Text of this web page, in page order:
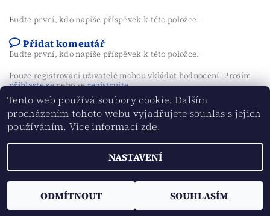
Buďte první, kdo napíše příspěvek k této položce.
Přidat komentář
Buďte první, kdo napíše příspěvek k této položce.
Pouze registrovaní uživatelé mohou vkládat hodnocení. Prosím
přihlaste senebo seregistrujte.
2026 ©AVOMERI linen, všechna práva vyhrazenaUpravit nastavení cookies
Vytvořil Shoptet
Tento web používá soubory cookie. Dalším
procházením tohoto webu vyjadřujete souhlas s jejich
používáním. Více informací zde.
NASTAVENÍ
ODMÍTNOUT SOUHLASÍM